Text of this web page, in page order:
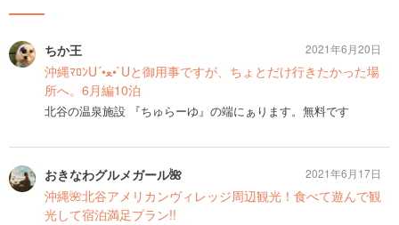
ちか王
沖縄ﾏﾛﾝU´•ﻌ•`Uと御用事ですが、ちょとだけ行きたかった場
所へ。6月編10泊
北谷の温泉施設 『ちゅらーゆ』の端にぁります。無料です
2021年6月20日
おきなわグルメガール🌺
沖縄🌺北谷アメリカンヴィレッジ周辺観光！食べて遊んで観
光して宿泊満足プラン!!
2021年6月17日